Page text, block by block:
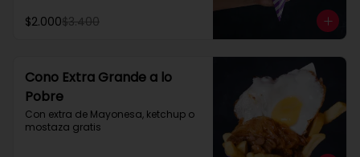
y mucho mas....
$2.000$3.400
Cono Extra Grande a lo
Pobre
Con extra de Mayonesa, ketchup o
mostaza gratis